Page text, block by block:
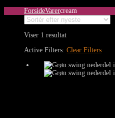
ForsideVarercream
Viser 1 resultat
Active Filters: Clear Filters